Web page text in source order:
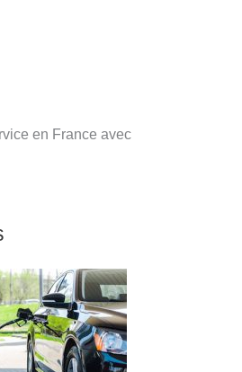
en France avec